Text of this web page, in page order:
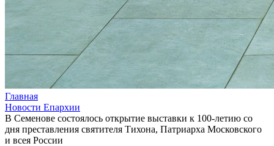
Главная
Новости Епархии
В Семенове состоялось открытие выставки к 100-летию со
дня преставления святителя Тихона, Патриарха Московского
и всея России